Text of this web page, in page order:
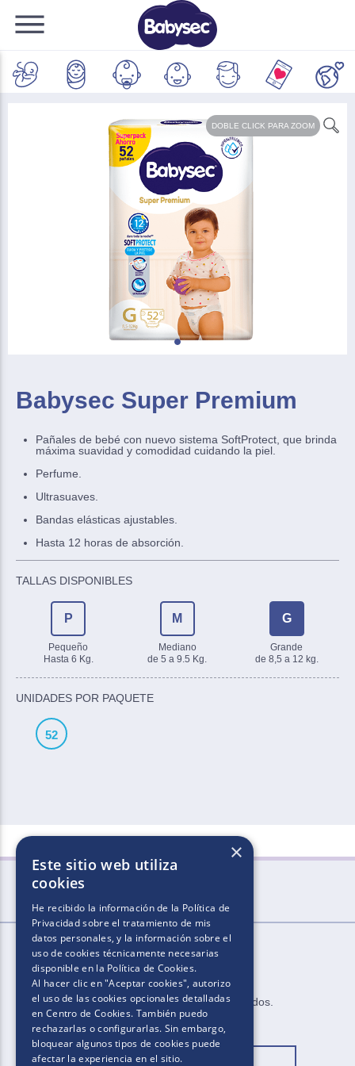
DOBLE CLICK PARA ZOOM
Babysec Super Premium
Pañales de bebé con nuevo sistema SoftProtect, que brinda
máxima suavidad y comodidad cuidando la piel.
Perfume.
Ultrasuaves.
Bandas elásticas ajustables.
Hasta 12 horas de absorción.
TALLAS DISPONIBLES
P
Pequeño
Hasta 6 Kg.
M
Mediano
de 5 a 9.5 Kg.
G
Grande
de 8,5 a 12 kg.
UNIDADES POR PAQUETE
52
2025.​​ ​Todos los derechos reservados​.​
Cambiar ubicación
×
Este sitio web utiliza
cookies
He recibido la información de la Política de
Privacidadsobre el tratamiento de mis
datos personales, y la información sobre el
uso de cookies técnicamente necesarias
disponible en la Política de Cookies.
Al hacer clic en "Aceptar cookies", autorizo
el uso de las cookies opcionales detalladas
en Centro de Cookies. También puedo
rechazarlas o configurarlas. Sin embargo,
bloquear algunos tipos de cookies puede
afectar la experiencia en el sitio.